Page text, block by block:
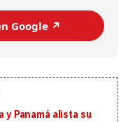
Google ↗️
y Panamá alista su